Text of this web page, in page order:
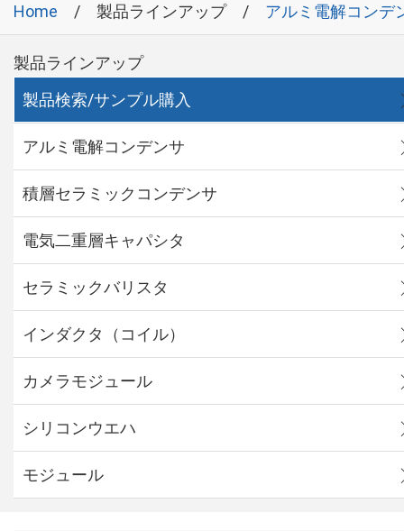
Home 製品ラインアップ アルミ電解コンデ
製品ラインアップ
製品検索/サンプル購入
アルミ電解コンデンサ
積層セラミックコンデンサ
電気二重層キャパシタ
セラミックバリスタ
インダクタ（コイル）
カメラモジュール
シリコンウエハ
モジュール